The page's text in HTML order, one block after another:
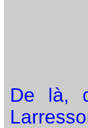
De là,